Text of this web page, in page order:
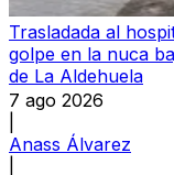
Trasladada al
golpe en la nuca
de La Aldehuela
7 ago 2026
Anass Álvarez